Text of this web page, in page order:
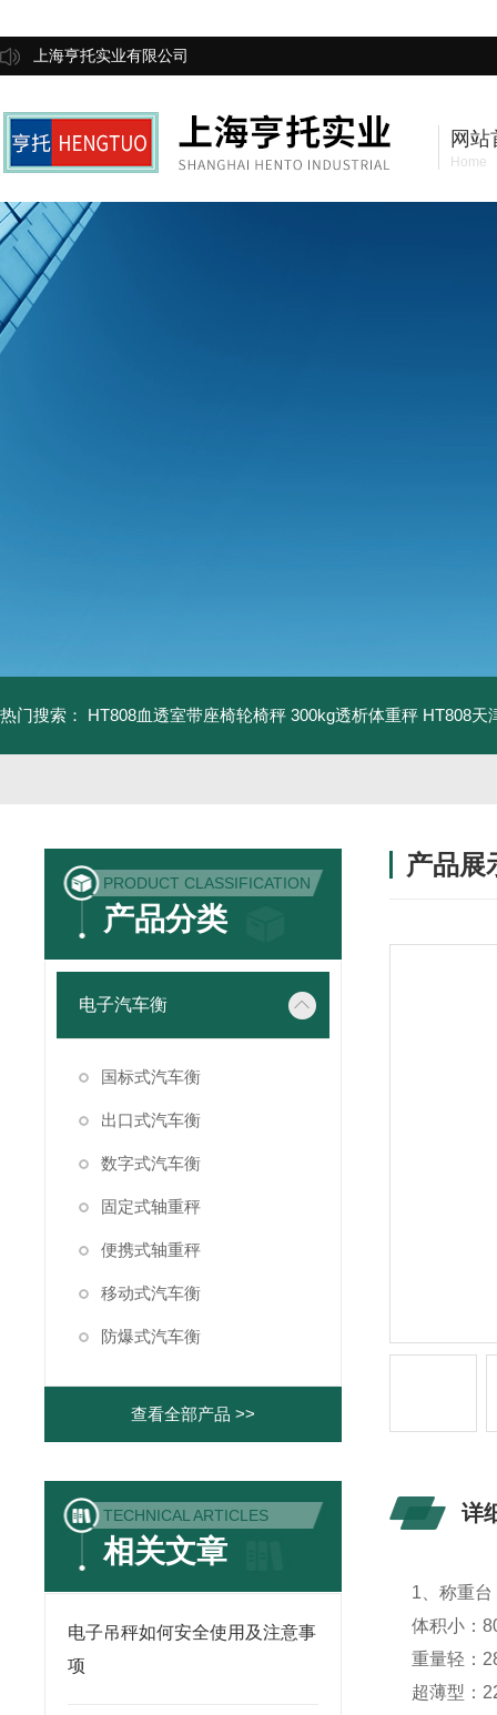
上海亨托实业有限公司
网站
Home
热门搜索： HT808血透室带座椅轮椅秤 300kg透析体重秤 HT808天
PRODUCT CLASSIFICATION
产品分类
电子汽车衡
国标式汽车衡
出口式汽车衡
数字式汽车衡
固定式轴重秤
便携式轴重秤
移动式汽车衡
防爆式汽车衡
查看全部产品 >>
TECHNICAL ARTICLES
相关文章
电子吊秤如何安全使用及注意事
项
产品展
详
1、称重台
体积小：
重量轻：
超薄型：